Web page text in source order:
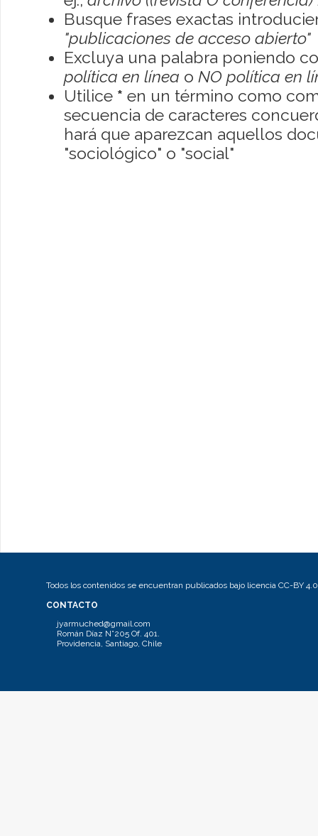
Busque frases exactas
"publicaciones de acceso abierto"
Excluya una palabra poniendo
política en línea o NO política en
Utilice * en un término como
secuencia de caracteres
hará que aparezcan aquellos
"sociológico" o "social"
Todos los contenidos se encuentran publicados bajo licencia CC-BY 4.0
CONTACTO
jyarmuched@gmail.com
Román Díaz N°205 Of. 401.
Providencia, Santiago, Chile